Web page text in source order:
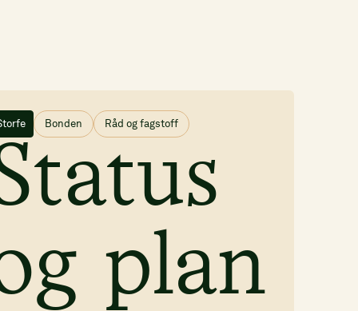
Bonden Råd og fagstoff
plan